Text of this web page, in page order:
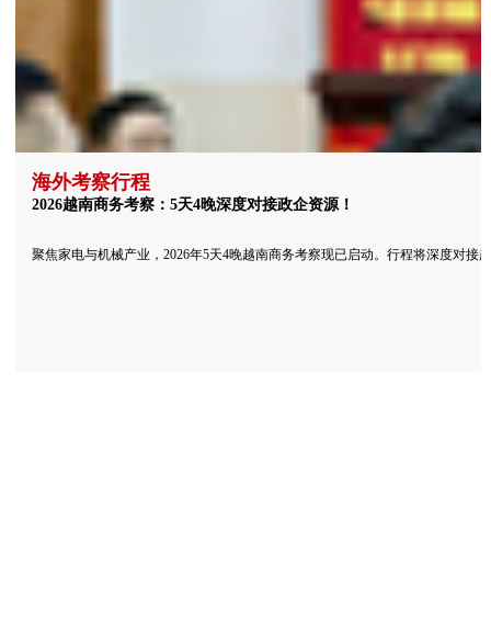
海外考察行程
2026越南商务考察：5天4晚深度对接政企资源！
聚焦家电与机械产业，2026年5天4晚越南商务考察现已启动。行程将深度对接